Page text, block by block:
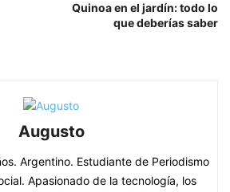
Quinoa en el jardín: todo lo
que deberías saber
Augusto
Argentino. Estudiante de Periodismo
Apasionado de la tecnología, los